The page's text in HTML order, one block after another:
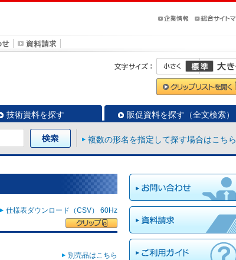
技術資料を探す 販促資料を探す（全文検索）
複数の形名を指定して探す場合はこちら
仕様表ダウンロード（CSV） 60Hz
別売品はこちら